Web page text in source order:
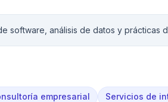
software, análisis de datos y prácticas
empresarial Servicios de